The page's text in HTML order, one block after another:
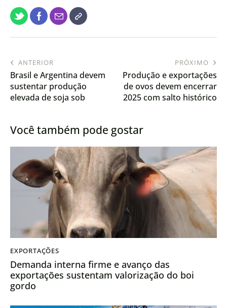
ANTERIOR
Brasil e Argentina devem
sustentar produção
elevada de soja sob
PRÓXIMO
Produção e exportações
de ovos devem encerrar
2025 com salto histórico
Você também pode gostar
EXPORTAÇÕES
Demanda interna firme e avanço das
exportações sustentam valorização do boi
gordo